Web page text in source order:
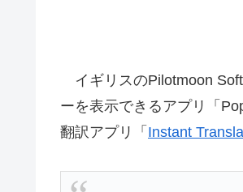
イギリスのPilotmoon
ーを表示できるアプリ「
翻訳アプリ「 Instant